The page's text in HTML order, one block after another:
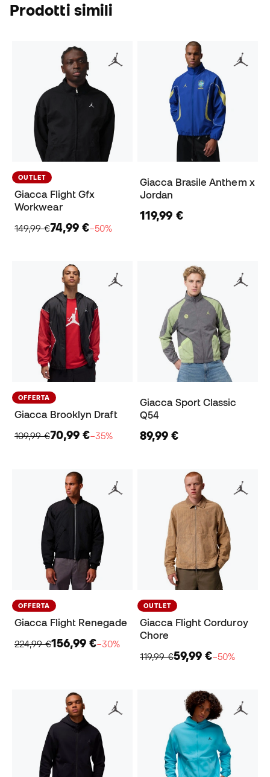
Prodotti simili
OUTLET
Giacca Flight Gfx
Workwear
149,99 €74,99 €−50%
Giacca Brasile Anthem x
Jordan
119,99 €
OFFERTA
Giacca Brooklyn Draft
109,99 €70,99 €−35%
Giacca Sport Classic
Q54
89,99 €
OFFERTA
Giacca Flight Renegade
224,99 €156,99 €−30%
OUTLET
Giacca Flight Corduroy
Chore
119,99 €59,99 €−50%